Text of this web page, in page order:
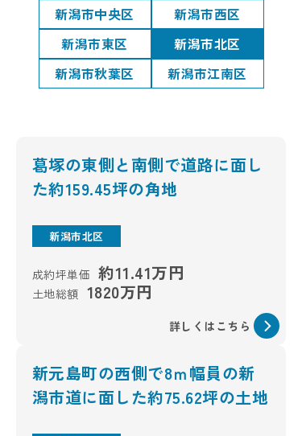
新潟市中央区
新潟市西区
新潟市東区
新潟市北区
新潟市秋葉区
新潟市江南区
葛塚の東側と南側で道路に面し
た約159.45坪の角地
新潟市北区
成約坪単価 約11.41万円
土地総額 1820万円
詳しくはこちら
新元島町の西側で8ｍ幅員の新
潟市道に面した約75.62坪の土地